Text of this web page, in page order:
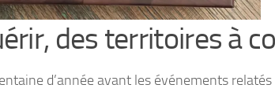
des territoires à
d’année avant les événements